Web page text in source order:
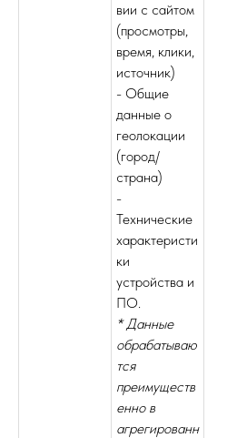
вии с сайтом
(просмотры,
время, клики,
источник)
- Общие
данные о
геолокации
(город/
страна)
-
Технические
характеристи
ки
устройства и
ПО.
* Данные
обрабатываю
тся
преимуществ
енно в
агрегированн